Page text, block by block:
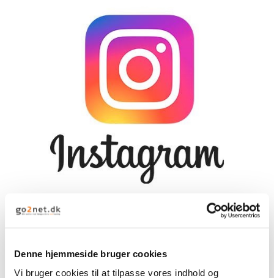
Denne hjemmeside bruger cookies
Vi bruger cookies til at tilpasse vores indhold og